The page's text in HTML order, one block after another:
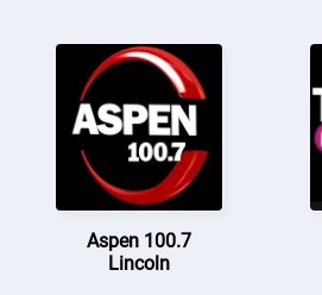
Aspen 100.7
Lincoln